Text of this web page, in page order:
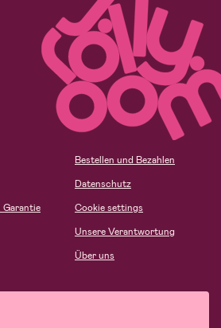
Bestellen und Bezahlen
Datenschutz
Cookie settings
Unsere Verantwortung
Über uns